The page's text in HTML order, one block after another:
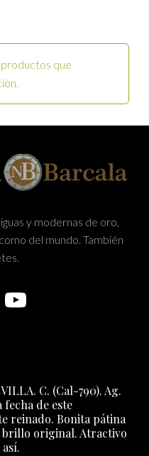
que
y modernas de oro,
del mundo. También
YouTube
C. (Cal-790). Ag.
fecha de este
reinado. Bonita pátina
brillo original. Atractivo